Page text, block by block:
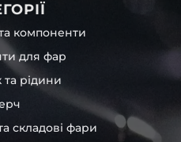
компоненти
для фар
та рідини
складові фари